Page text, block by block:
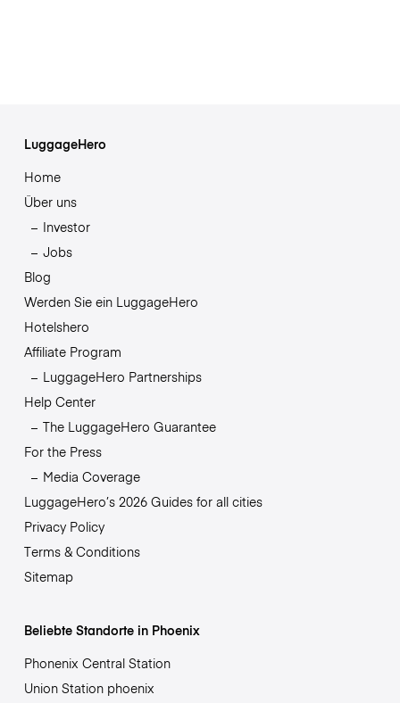
LuggageHero
Home
Über uns
Investor
Jobs
Blog
Werden Sie ein LuggageHero
Hotelshero
Affiliate Program
LuggageHero Partnerships
Help Center
The LuggageHero Guarantee
For the Press
Media Coverage
LuggageHero’s 2026 Guides for all cities
Privacy Policy
Terms & Conditions
Sitemap
Beliebte Standorte in Phoenix
Phonenix Central Station
Union Station phoenix